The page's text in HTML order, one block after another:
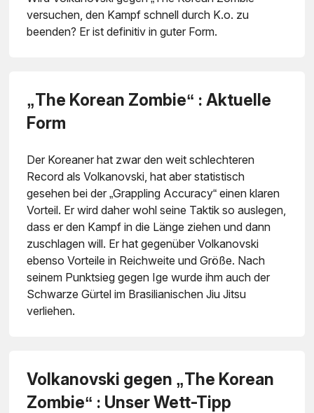
versuchen, den Kampf schnell durch K.o. zu
beenden? Er ist definitiv in guter Form.
„The Korean Zombie“ : Aktuelle
Form
Der Koreaner hat zwar den weit schlechteren
Record als Volkanovski, hat aber statistisch
gesehen bei der „Grappling Accuracy“ einen klaren
Vorteil. Er wird daher wohl seine Taktik so auslegen,
dass er den Kampf in die Länge ziehen und dann
zuschlagen will. Er hat gegenüber Volkanovski
ebenso Vorteile in Reichweite und Größe. Nach
seinem Punktsieg gegen Ige wurde ihm auch der
Schwarze Gürtel im Brasilianischen Jiu Jitsu
verliehen.
Volkanovski gegen „The Korean
Zombie“ : Unser Wett-Tipp